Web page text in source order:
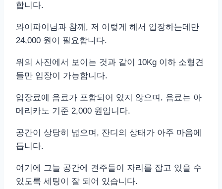
합니다.
와이파이님과 참깨, 저 이렇게 해서 입장하는데만
24,000 원이 필요합니다.
위의 사진에서 보이는 것과 같이 10Kg 이하 소형견
들만 입장이 가능합니다.
입장료에 음료가 포함되어 있지 않으며, 음료는 아
메리카노 기준 2,000 원입니다.
공간이 상당히 넓으며, 잔디의 상태가 아주 마음에
듭니다.
여기에 그늘 공간에 견주들이 자리를 잡고 있을 수
있도록 세팅이 잘 되어 있습니다.